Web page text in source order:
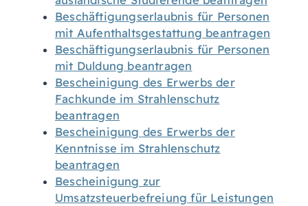
Beschäftigungserlaubnis für Personen
mit Aufenthaltsgestattung beantragen
Beschäftigungserlaubnis für Personen
mit Duldung beantragen
Bescheinigung des Erwerbs der
Fachkunde im Strahlenschutz
beantragen
Bescheinigung des Erwerbs der
Kenntnisse im Strahlenschutz
beantragen
Bescheinigung zur
Umsatzsteuerbefreiung für Leistungen